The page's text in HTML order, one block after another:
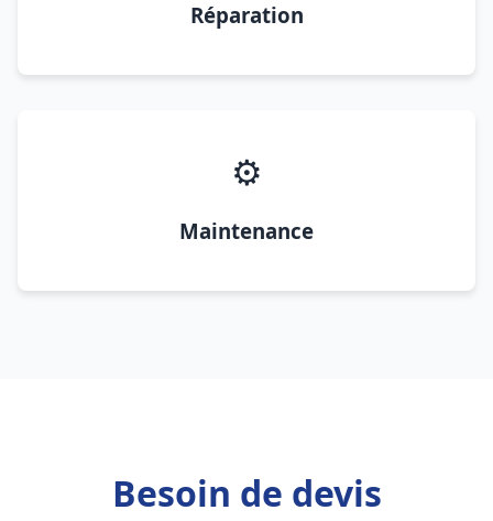
Réparation
⚙️
Maintenance
Besoin de devis